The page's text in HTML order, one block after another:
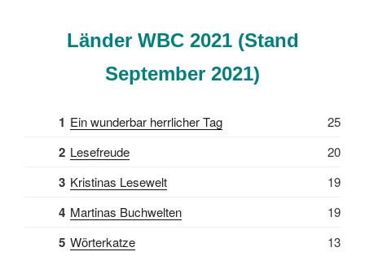
Länder WBC 2021 (Stand
September 2021)
1 Ein wunderbar herrlicher Tag 25
2 Lesefreude 20
3 Kristinas Lesewelt 19
4 Martinas Buchwelten 19
5 Wörterkatze 13